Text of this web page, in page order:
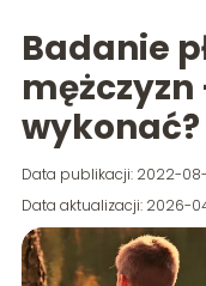
Badanie
mężczyzn
wykonać?
Data publikacji: 2022-08-
Data aktualizacji: 2026-